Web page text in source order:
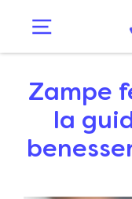
Zampe
la